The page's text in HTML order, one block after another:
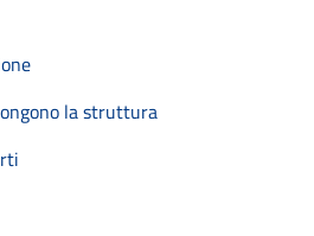
la struttura